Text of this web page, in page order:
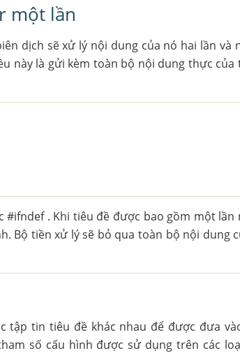
một lần
dịch sẽ xử lý nội dung của nó hai lần và
này là gửi kèm toàn bộ nội dung thực
. Khi tiêu đề được bao gồm một lần
Bộ tiền xử lý sẽ bỏ qua toàn bộ nội dung
tin tiêu đề khác nhau để được đưa
số cấu hình được sử dụng trên các